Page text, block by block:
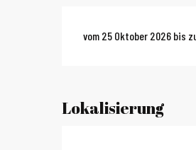
vom 25 Oktober 2026 bis
Lokalisierung